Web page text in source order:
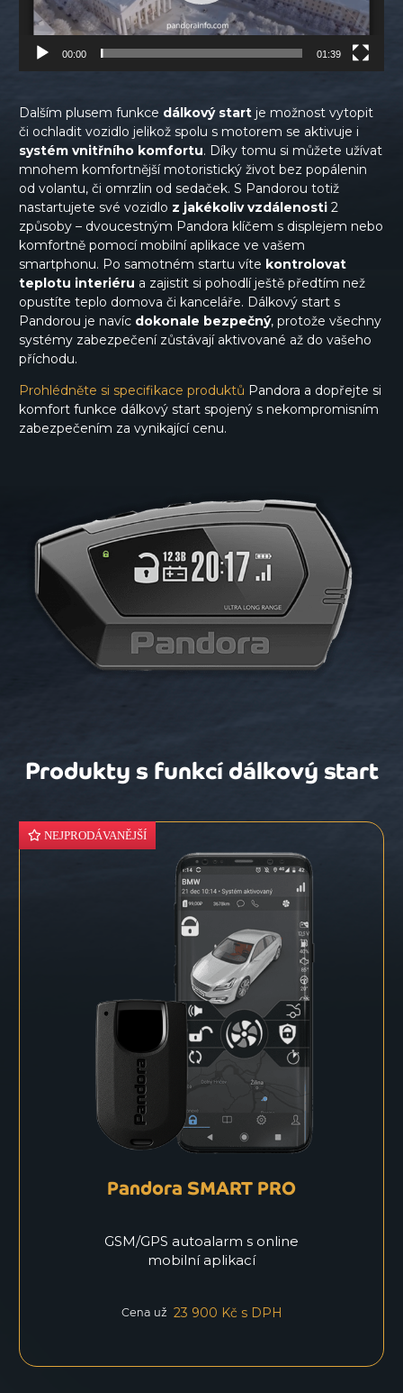
00:00 01:39
Dalším plusem funkce dálkový start je možnost vytopit
či ochladit vozidlo jelikož spolu s motorem se aktivuje i
systém vnitřního komfortu. Díky tomu si můžete užívat
mnohem komfortnější motoristický život bez popálenin
od volantu, či omrzlin od sedaček. S Pandorou totiž
nastartujete své vozidlo z jakékoliv vzdálenosti 2
způsoby – dvoucestným Pandora klíčem s displejem nebo
komfortně pomocí mobilní aplikace ve vašem
smartphonu. Po samotném startu víte kontrolovat
teplotu interiéru a zajistit si pohodlí ještě předtím než
opustíte teplo domova či kanceláře. Dálkový start s
Pandorou je navíc dokonale bezpečný, protože všechny
systémy zabezpečení zůstávají aktivované až do vašeho
příchodu.
Prohlédněte si specifikace produktů Pandora a dopřejte si
komfort funkce dálkový start spojený s nekompromisním
zabezpečením za vynikající cenu.
Produkty s funkcí dálkový start
NEJPRODÁVANĚJŠÍ
Pandora SMART PRO
GSM/GPS autoalarm s online
mobilní aplikací
Cena už 23 900 Kč s DPH